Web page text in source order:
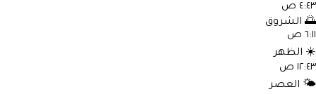
٤:٤٣ ص
🌅 الشروق
٦:١١ ص
☀️ الظهر
١٢:٤٣ ص
🌤️ العصر